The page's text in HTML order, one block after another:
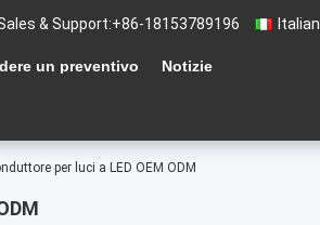
Italian
& Support:+86-18153789196
un preventivo Notizie
per luci a LED OEM ODM